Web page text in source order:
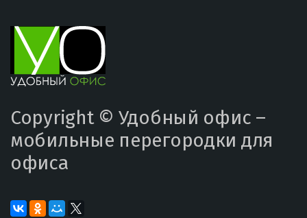
Copyright © Удобный офис –
мобильные перегородки для
офиса